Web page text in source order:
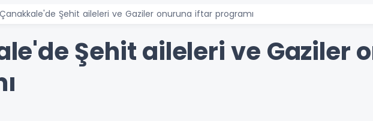
Çanakkale'de Şehit aileleri ve Gaziler onuruna iftar programı
Şehit aileleri ve Gaziler